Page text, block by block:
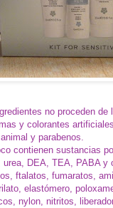
no proceden
y colorantes
y parabenos.
contienen sustancias
urea, DEA, TEA, PABA y
ftalatos, fumaratos,
elastómero,
nylon, nitritos,